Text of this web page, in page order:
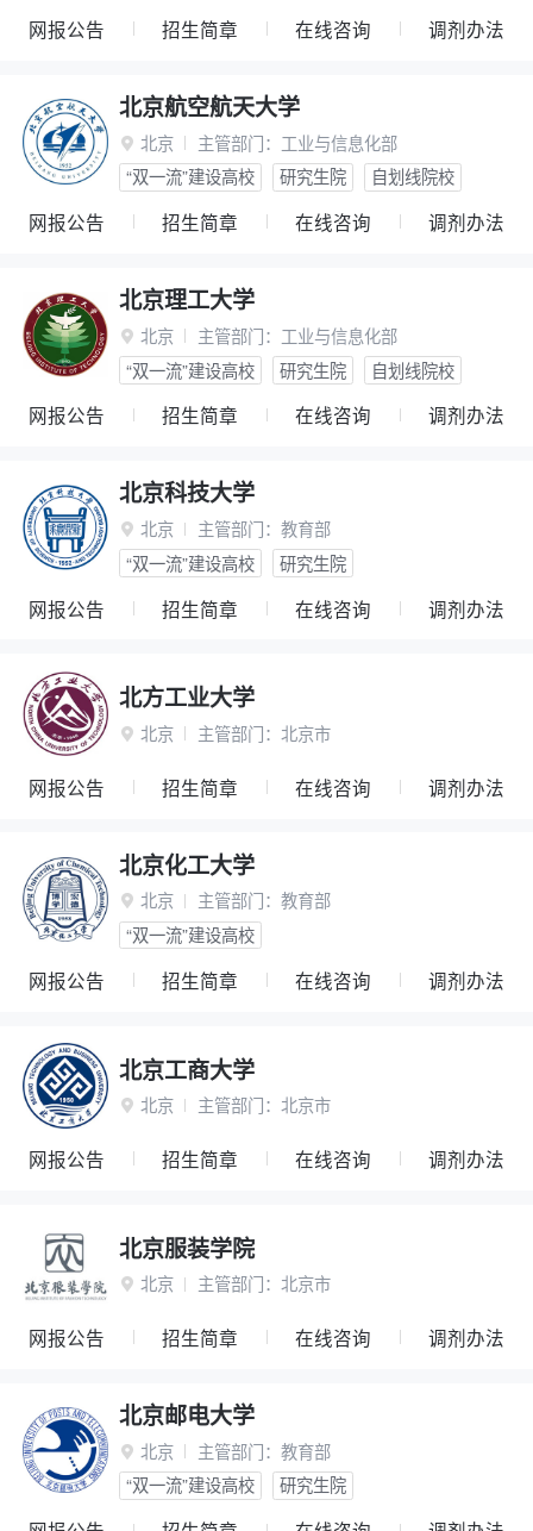
网报公告 招生简章 在线咨询 调剂办法
北京航空航天大学
 北京 主管部门： 工业与信息化部
“双一流”建设高校
研究生院 自划线院校
网报公告 招生简章 在线咨询 调剂办法
北京理工大学
 北京 主管部门： 工业与信息化部
“双一流”建设高校
研究生院 自划线院校
网报公告 招生简章 在线咨询 调剂办法
北京科技大学
 北京 主管部门： 教育部
“双一流”建设高校
研究生院
网报公告 招生简章 在线咨询 调剂办法
北方工业大学
 北京 主管部门： 北京市
网报公告 招生简章 在线咨询 调剂办法
北京化工大学
 北京 主管部门： 教育部
“双一流”建设高校
网报公告 招生简章 在线咨询 调剂办法
北京工商大学
 北京 主管部门： 北京市
网报公告 招生简章 在线咨询 调剂办法
北京服装学院
 北京 主管部门： 北京市
网报公告 招生简章 在线咨询 调剂办法
北京邮电大学
 北京 主管部门： 教育部
“双一流”建设高校
研究生院